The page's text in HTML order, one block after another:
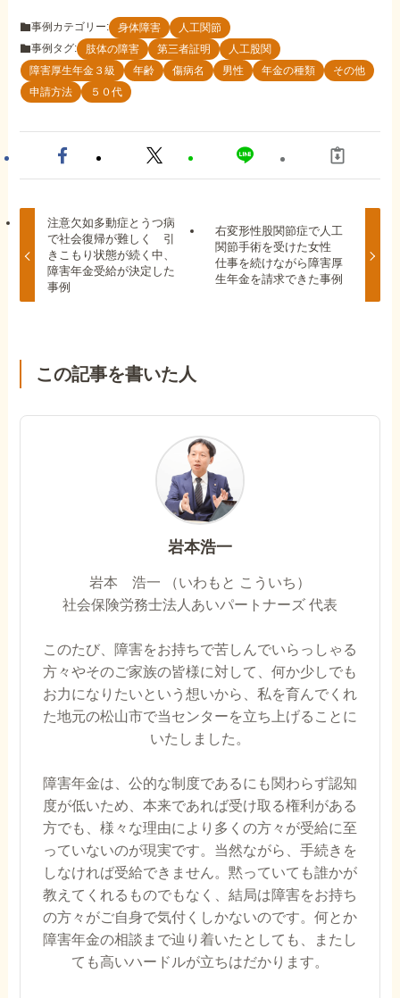
事例カテゴリー: 身体障害
人工関節
事例タグ:
肢体の障害 第三者証明
人工股関
障害厚生年金３級
年齢 傷病名 男性 年金の種類
その他
申請方法
５０代
注意欠如多動症とうつ病
で社会復帰が難しく 引
きこもり状態が続く中、
障害年金受給が決定した
事例
右変形性股関節症で人工
関節手術を受けた女性
仕事を続けながら障害厚
生年金を請求できた事例
この記事を書いた人
岩本浩一
岩本 浩一 （いわもと こういち）
社会保険労務士法人あいパートナーズ 代表
このたび、障害をお持ちで苦しんでいらっしゃる
方々やそのご家族の皆様に対して、何か少しでも
お力になりたいという想いから、私を育んでくれ
た地元の松山市で当センターを立ち上げることに
いたしました。
障害年金は、公的な制度であるにも関わらず認知
度が低いため、本来であれば受け取る権利がある
方でも、様々な理由により多くの方々が受給に至
っていないのが現実です。当然ながら、手続きを
しなければ受給できません。黙っていても誰かが
教えてくれるものでもなく、結局は障害をお持ち
の方々がご自身で気付くしかないのです。何とか
障害年金の相談まで辿り着いたとしても、またし
ても高いハードルが立ちはだかります。